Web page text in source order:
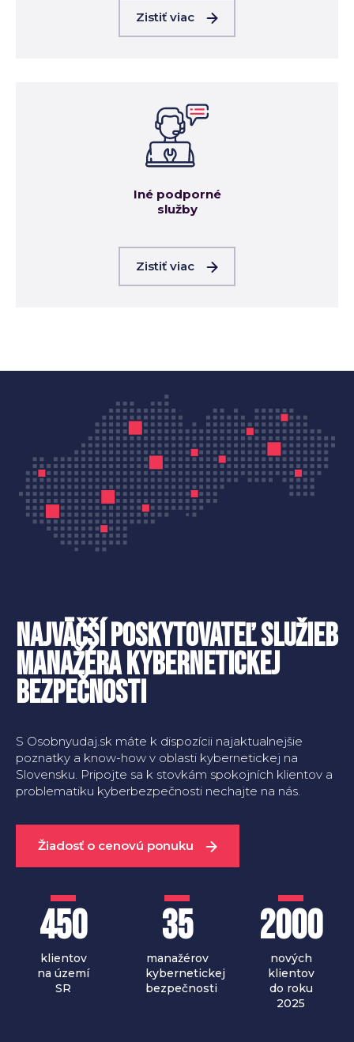
Zistiť viac
Iné podporné
služby
Zistiť viac
Najväčší poskytovateľ služieb
manažéra kybernetickej
bezpečnosti
S Osobnyudaj.sk máte k dispozícii najaktualnejšie
poznatky a know-how v oblasti kybernetickej na
Slovensku. Pripojte sa k stovkám spokojních klientov a
problematiku kyberbezpečnosti nechajte na nás.
Žiadosť o cenovú ponuku
450
klientov
na území
SR
35
manažérov
kybernetickej
bezpečnosti
2000
nových
klientov
do roku
2025